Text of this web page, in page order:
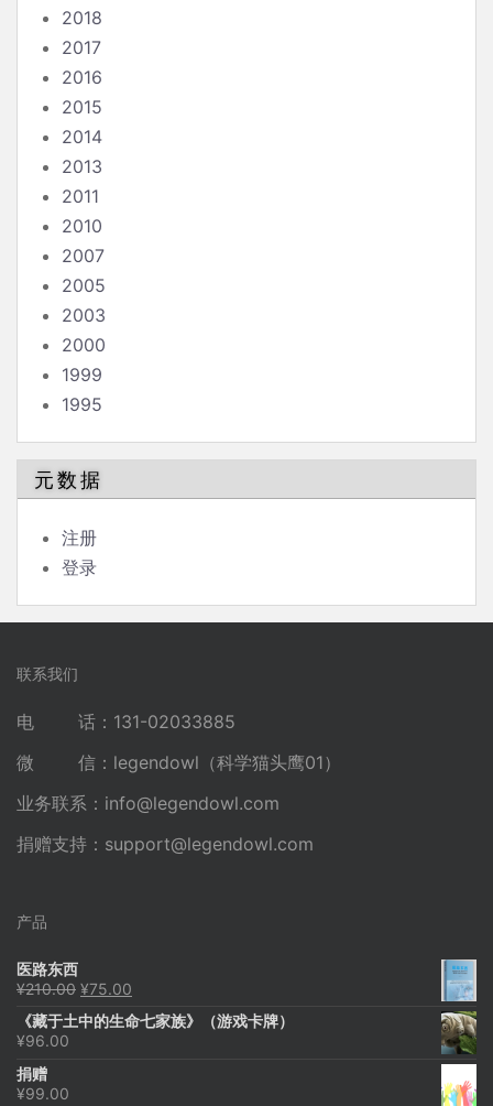
2018
2017
2016
2015
2014
2013
2011
2010
2007
2005
2003
2000
1999
1995
元数据
注册
登录
联系我们
电 话：131-02033885
微 信：legendowl（科学猫头鹰01）
业务联系： info@legendowl.com
捐赠支持： support@legendowl.com
产品
医路东西
¥210.00 原
为：
¥75.00
价
《藏于土中的生命七家族》（游戏卡牌）
¥96.00
捐赠
¥99.00